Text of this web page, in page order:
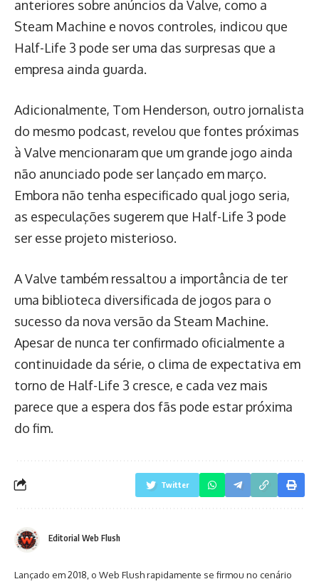
anteriores sobre anúncios da Valve, como a
Steam Machine e novos controles, indicou que
Half-Life 3 pode ser uma das surpresas que a
empresa ainda guarda.
Adicionalmente, Tom Henderson, outro jornalista
do mesmo podcast, revelou que fontes próximas
à Valve mencionaram que um grande jogo ainda
não anunciado pode ser lançado em março.
Embora não tenha especificado qual jogo seria,
as especulações sugerem que Half-Life 3 pode
ser esse projeto misterioso.
A Valve também ressaltou a importância de ter
uma biblioteca diversificada de jogos para o
sucesso da nova versão da Steam Machine.
Apesar de nunca ter confirmado oficialmente a
continuidade da série, o clima de expectativa em
torno de Half-Life 3 cresce, e cada vez mais
parece que a espera dos fãs pode estar próxima
do fim.
Twitter
Editorial Web Flush
Lançado em 2018, o Web Flush rapidamente se firmou no cenário